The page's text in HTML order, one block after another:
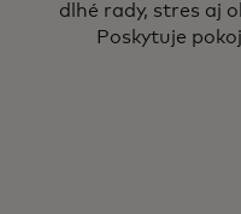
dlhé rady, stres aj
Poskytuje